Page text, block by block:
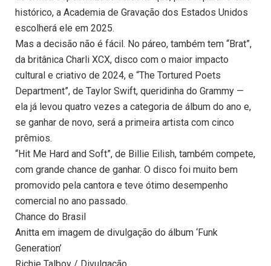
histórico, a Academia de Gravação dos Estados Unidos
escolherá ele em 2025.
Mas a decisão não é fácil. No páreo, também tem “Brat”,
da britânica Charli XCX, disco com o maior impacto
cultural e criativo de 2024, e “The Tortured Poets
Department”, de Taylor Swift, queridinha do Grammy —
ela já levou quatro vezes a categoria de álbum do ano e,
se ganhar de novo, será a primeira artista com cinco
prêmios.
“Hit Me Hard and Soft”, de Billie Eilish, também compete,
com grande chance de ganhar. O disco foi muito bem
promovido pela cantora e teve ótimo desempenho
comercial no ano passado.
Chance do Brasil
Anitta em imagem de divulgação do álbum ‘Funk
Generation’